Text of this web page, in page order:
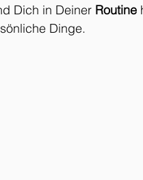
Dich in Deiner Routine
Dinge.